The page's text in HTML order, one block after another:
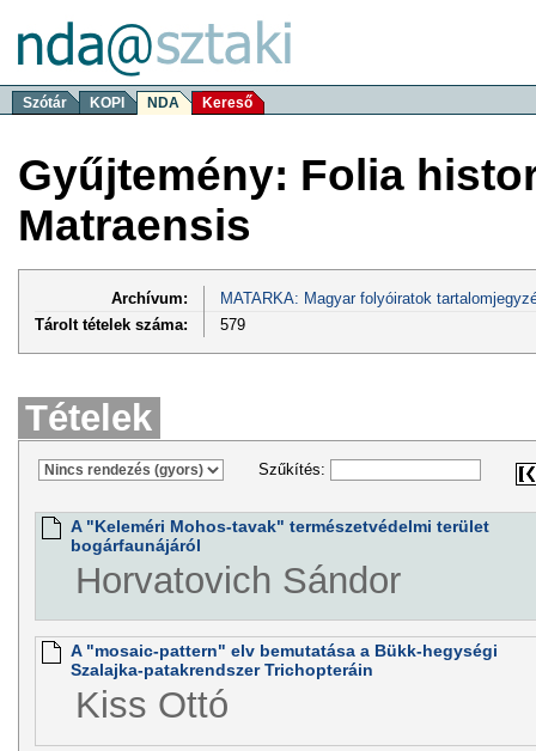
Szótár KOPI NDA Kereső
Gyűjtemény: Folia
Matraensis
Archívum:
MATARKA: Magyar folyóiratok
Tárolt tételek száma:
579
Tételek
Szűkítés:
A "Keleméri Mohos-tavak" természetvédelmi terület
bogárfaunájáról
Horvatovich Sándor
A "mosaic-pattern" elv bemutatása a Bükk-hegységi
Szalajka-patakrendszer Trichopteráin
Kiss Ottó